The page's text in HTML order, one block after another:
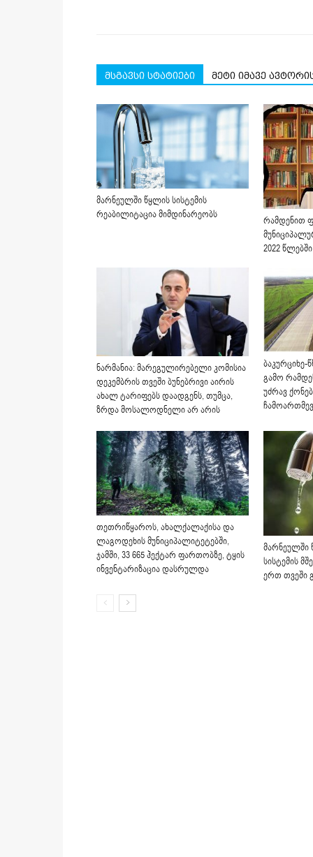
მსგავსი სტატიები მეტი იმავე
მარნეულში წყლის სისტემის
რეაბილიტაცია მიმდინარეობს
რამდენით
2022 წლებში
ნარმანია: მარეგულირებელი კომისია
დეკემბრის თვეში ბუნებრივი აირის
ახალ ტარიფებს დაადგენს, თუმცა,
ზრდა მოსალოდნელი არ არის
ბაკურციხე-
გამო
უძრავ
თეთრიწყაროს, ახალქალაქისა და
ლაგოდეხის მუნიციპალიტეტებში,
ჯამში, 33 665 ჰექტარ ფართობზე, ტყის
ინვენტარიზაცია დასრულდა
მარნეულში
სისტემის
ერთ თვეში